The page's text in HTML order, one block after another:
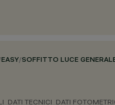
EASY/SOFFITTO LUCE
DATI TECNICI DATI